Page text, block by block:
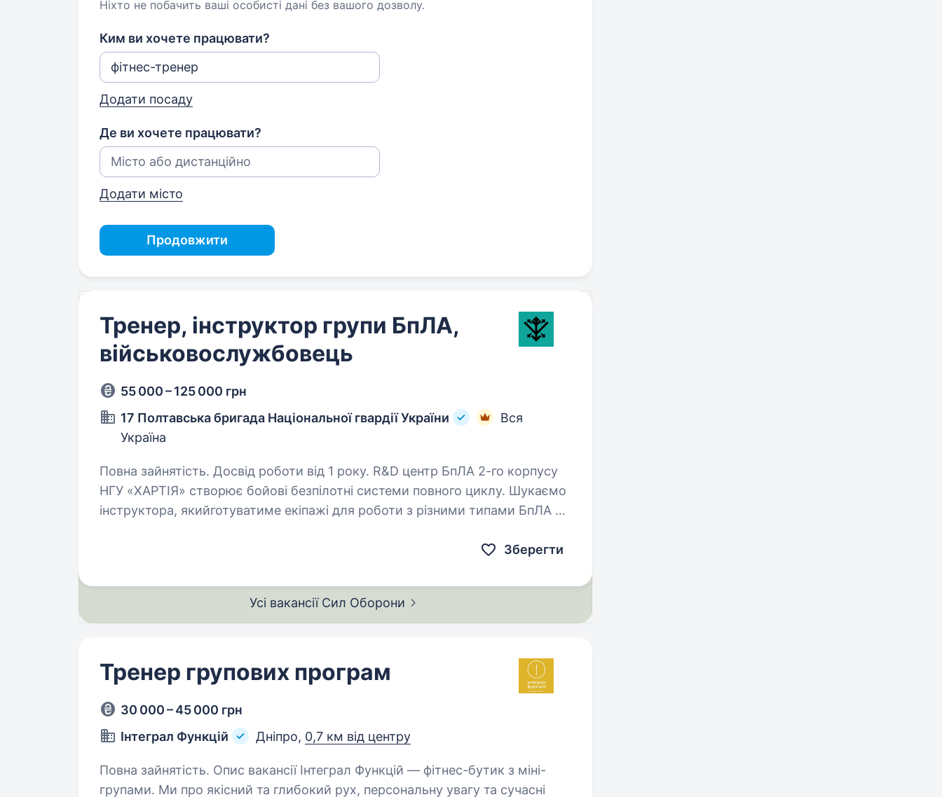
Ніхто не побачить ваші особисті дані без вашого дозволу.
Ким ви хочете працювати?
Додати посаду
Де ви хочете працювати?
Додати місто
Продовжити
Тренер, інструктор групи БпЛА,
військовослужбовець
55 000 – 125 000 грн
17 Полтавська бригада Національної гвардії України
Вся
Україна
Повна зайнятість. Досвід роботи від 1 року. R&D центр БпЛА 2-го корпусу
НГУ «ХАРТІЯ» створює бойові безпілотні системи повного циклу. Шукаємо
інструктора, якийготуватиме екіпажі для роботи з різними типами БпЛА —
Зберегти
Усі вакансії Сил Оборони
Тренер групових програм
30 000 – 45 000 грн
Інтеграл Функцій
Дніпро, 0,7 км від центру
Повна зайнятість. Опис вакансії Інтеграл Функцій — фітнес-бутик з міні-
групами. Ми про якісний та глибокий рух, персональну увагу та сучасні